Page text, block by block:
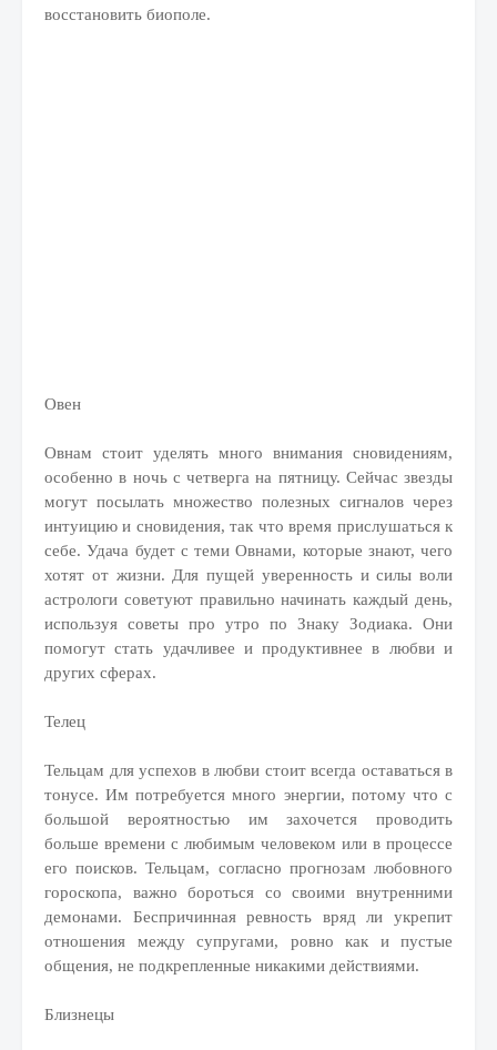
восстановить биополе.
Овен
Овнам стоит уделять много внимания сновидениям,
особенно в ночь с четверга на пятницу. Сейчас звезды
могут посылать множество полезных сигналов через
интуицию и сновидения, так что время прислушаться к
себе. Удача будет с теми Овнами, которые знают, чего
хотят от жизни. Для пущей уверенность и силы воли
астрологи советуют правильно начинать каждый день,
используя советы про утро по Знаку Зодиака. Они
помогут стать удачливее и продуктивнее в любви и
других сферах.
Телец
Тельцам для успехов в любви стоит всегда оставаться в
тонусе. Им потребуется много энергии, потому что с
большой вероятностью им захочется проводить
больше времени с любимым человеком или в процессе
его поисков. Тельцам, согласно прогнозам любовного
гороскопа, важно бороться со своими внутренними
демонами. Беспричинная ревность вряд ли укрепит
отношения между супругами, ровно как и пустые
общения, не подкрепленные никакими действиями.
Близнецы